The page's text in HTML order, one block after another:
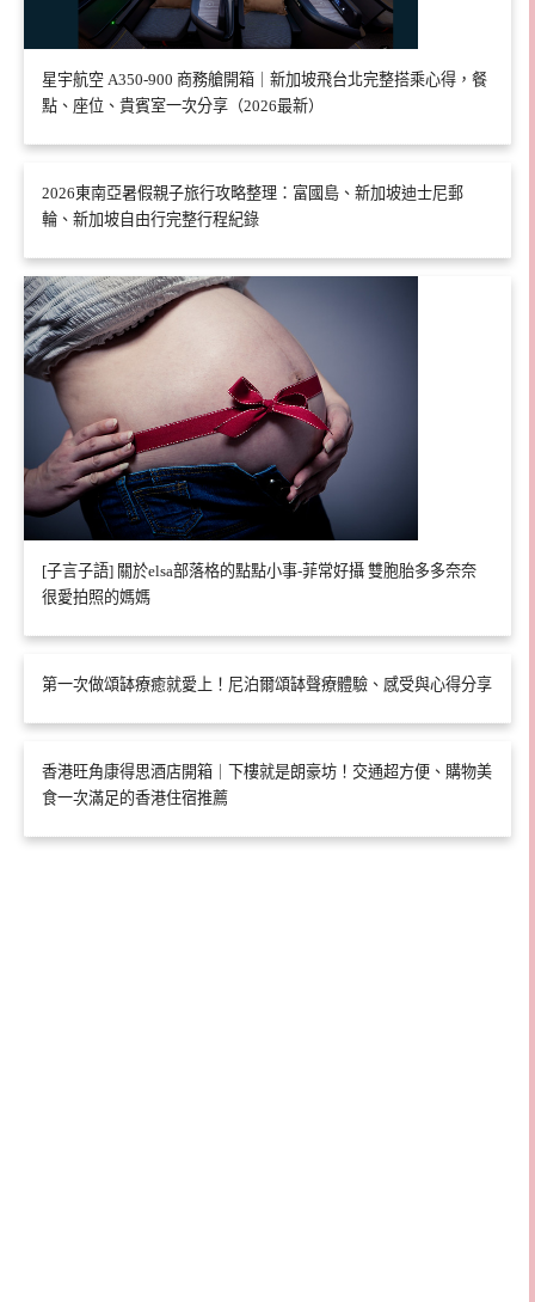
星宇航空 A350-900 商務艙開箱｜新加坡飛台北完整搭乘心得，餐
點、座位、貴賓室一次分享（2026最新）
2026東南亞暑假親子旅行攻略整理：富國島、新加坡迪士尼郵
輪、新加坡自由行完整行程紀錄
[子言子語] 關於elsa部落格的點點小事-菲常好攝 雙胞胎多多奈奈
很愛拍照的媽媽
第一次做頌缽療癒就愛上！尼泊爾頌缽聲療體驗、感受與心得分享
香港旺角康得思酒店開箱｜下樓就是朗豪坊！交通超方便、購物美
食一次滿足的香港住宿推薦